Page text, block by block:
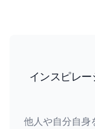
インスピレ
他人や自分自身